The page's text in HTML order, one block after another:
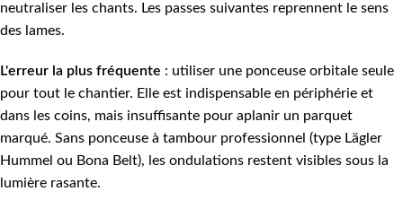
neutraliser les chants. Les passes suivantes reprennent le sens
des lames.
L'erreur la plus fréquente : utiliser une ponceuse orbitale seule
pour tout le chantier. Elle est indispensable en périphérie et
dans les coins, mais insuffisante pour aplanir un parquet
marqué. Sans ponceuse à tambour professionnel (type Lägler
Hummel ou Bona Belt), les ondulations restent visibles sous la
lumière rasante.